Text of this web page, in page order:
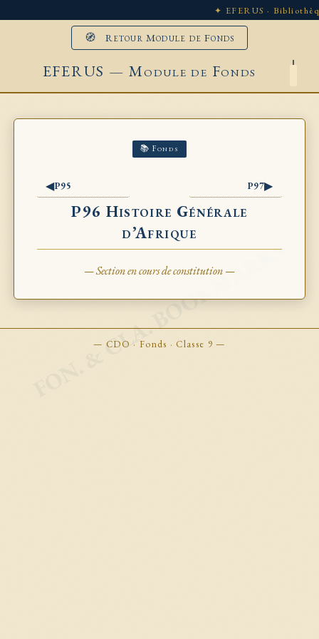
FON. & CLA. BOOKMARKS
✦ EFERUS ·
🧭 Retour Module de Fonds
EFERUS — Module de Fonds
📚 Fonds
◀P95 P97▶
P96 Histoire Générale
d’Afrique
— Section en cours de constitution —
— CDO · Fonds · Classe 9 —